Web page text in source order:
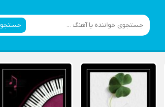
جستجو